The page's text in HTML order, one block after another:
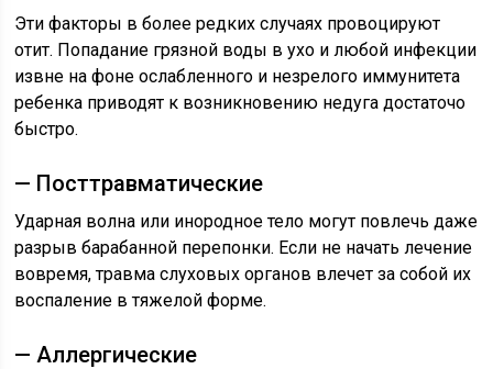
Эти факторы в более редких случаях провоцируют
отит. Попадание грязной воды в ухо и любой инфекции
извне на фоне ослабленного и незрелого иммунитета
ребенка приводят к возникновению недуга достаточо
быстро.
— Посттравматические
Ударная волна или инородное тело могут повлечь даже
разрыв барабанной перепонки. Если не начать лечение
вовремя, травма слуховых органов влечет за собой их
воспаление в тяжелой форме.
— Аллергические